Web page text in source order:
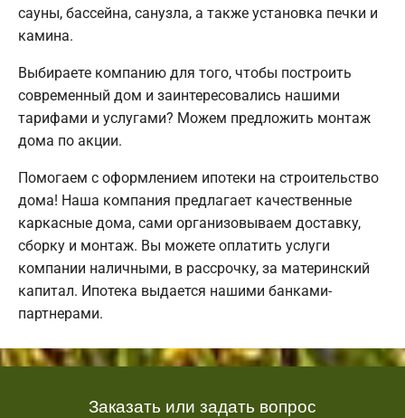
сауны, бассейна, санузла, а также установка печки и
камина.
Выбираете компанию для того, чтобы построить
современный дом и заинтересовались нашими
тарифами и услугами? Можем предложить монтаж
дома по акции.
Помогаем с оформлением ипотеки на строительство
дома! Наша компания предлагает качественные
каркасные дома, сами организовываем доставку,
сборку и монтаж. Вы можете оплатить услуги
компании наличными, в рассрочку, за материнский
капитал. Ипотека выдается нашими банками-
партнерами.
Заказать или задать вопрос